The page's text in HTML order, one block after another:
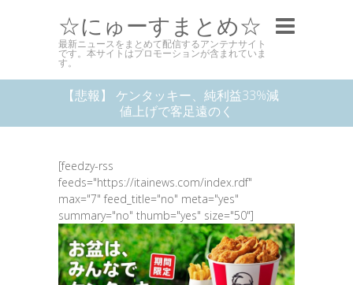
☆にゅーすまとめ☆
最新ニュースをまとめて配信するアンテナサイト
です。本サイトはプロモーションが含まれていま
す。
【悲報】 ケンタッキー、純利益33%減
値上げで客足遠のく
[feedzy-rss
feeds="https://itainews.com/index.rdf"
max="7" feed_title="no" meta="yes"
summary="no" thumb="yes" size="50"]